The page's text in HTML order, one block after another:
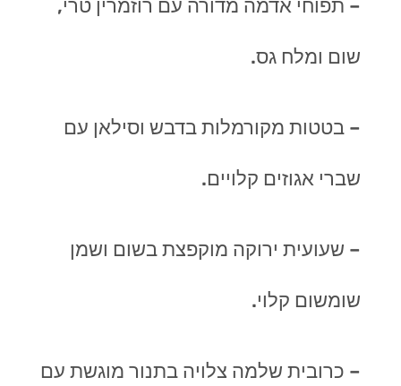
– תפוחי אדמה מדורה עם רוזמרין טרי,
שום ומלח גס.
– בטטות מקורמלות בדבש וסילאן עם
שברי אגוזים קלויים.
– שעועית ירוקה מוקפצת בשום ושמן
שומשום קלוי.
– כרובית שלמה צלויה בתנור מוגשת עם